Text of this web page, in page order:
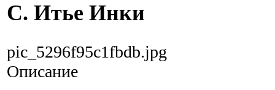
С. Итье Инки
pic_5296f95c1fbdb.jpg
Описание